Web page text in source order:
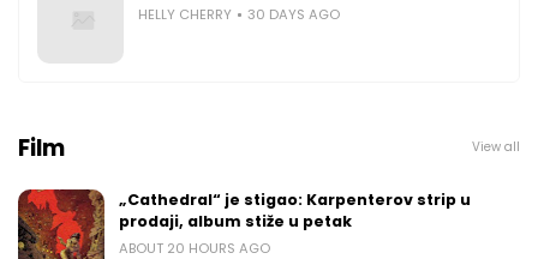
HELLY CHERRY 30 DAYS AGO
Film View all
„Cathedral“ je stigao: Karpenterov strip u
prodaji, album stiže u petak
ABOUT 20 HOURS AGO